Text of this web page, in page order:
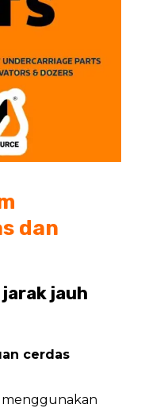
dan
jauh
cerdas